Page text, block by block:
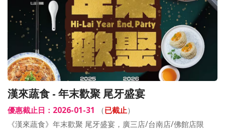
漢來蔬食 - 年末歡聚 尾牙盛宴
優惠截止日：2026-01-31 （已截止）
《漢來蔬食》年末歡聚 尾牙盛宴，廣三店/台南店/佛館店限